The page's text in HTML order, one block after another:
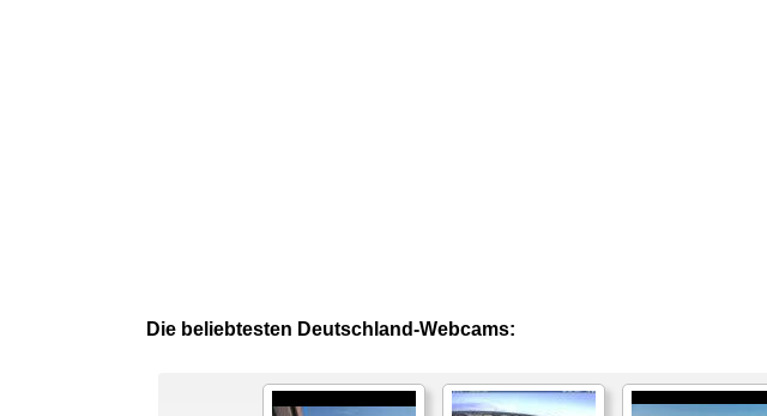
Die beliebtesten Deutschland-Webcams: